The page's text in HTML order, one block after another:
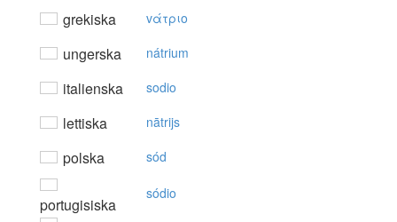
grekiska vάτριo
ungerska nátrium
italienska sodio
lettiska nātrijs
polska sód
portugisiska
sódio